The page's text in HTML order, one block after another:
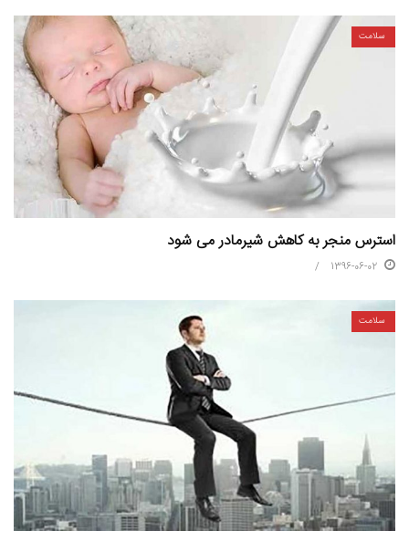
سلامت
استرس منجر به کاهش شیرمادر می شود
1396-06-02
سلامت